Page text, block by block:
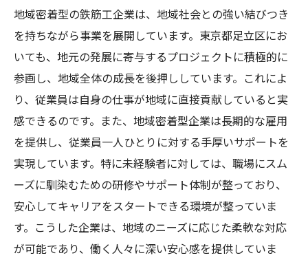
未経験者向けの特別プログラム
OJTでのスキル向上方法
技術向上のための外部研修機会
足立区での研修制度充実の理由
足立区での新しいキャリア未経験から鉄筋工に
なるためのステップ
鉄筋工になるための最初の一歩
未経験者が知っておくべきこと
応募から採用までの流れ
面接でのポイントと対策
地域密着型の鉄筋工企業は、地域社会との強い結びつき
を持ちながら事業を展開しています。東京都足立区にお
いても、地元の発展に寄与するプロジェクトに積極的に
参画し、地域全体の成長を後押ししています。これによ
り、従業員は自身の仕事が地域に直接貢献していると実
感できるのです。また、地域密着型企業は長期的な雇用
を提供し、従業員一人ひとりに対する手厚いサポートを
実現しています。特に未経験者に対しては、職場にスム
ーズに馴染むための研修やサポート体制が整っており、
安心してキャリアをスタートできる環境が整っていま
す。こうした企業は、地域のニーズに応じた柔軟な対応
が可能であり、働く人々に深い安心感を提供していま